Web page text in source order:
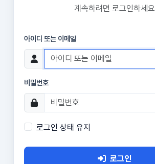
계속하려면 로그인하세요
아이디 또는 이메일
비밀번호
로그인 상태 유지
로그인